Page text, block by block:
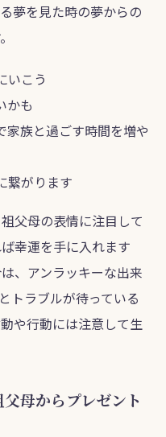
夢を見た時の夢からの
いこう
かも
家族と過ごす時間を増や
繋がります
父母の表情に注目して
幸運を手に入れます
、アンラッキーな出来
トラブルが待っている
や行動には注意して生
父母からプレゼント